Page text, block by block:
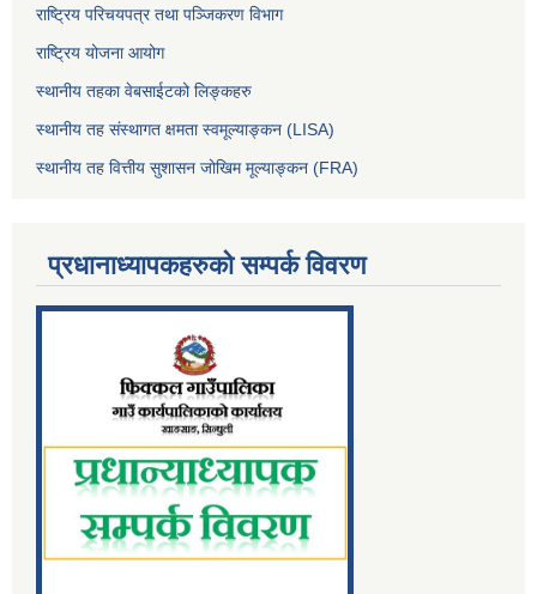
राष्ट्रिय परिचयपत्र तथा पञ्जिकरण विभाग
राष्ट्रिय योजना आयोग
स्थानीय तहका वेबसाईटको लिङ्कहरु
स्थानीय तह संस्थागत क्षमता स्वमूल्याङ्कन (LISA)
स्थानीय तह वित्तीय सुशासन जोखिम मूल्याङ्कन (FRA)
प्रधानाध्यापकहरुको सम्पर्क विवरण